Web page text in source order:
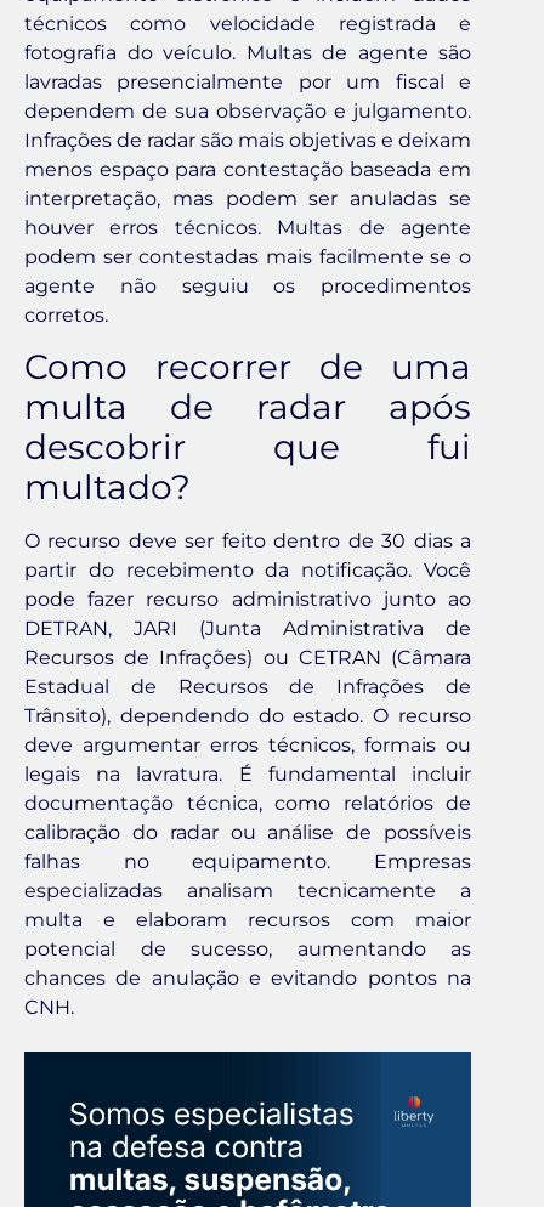
técnicos como velocidade registrada e
fotografia do veículo. Multas de agente são
lavradas presencialmente por um fiscal e
dependem de sua observação e julgamento.
Infrações de radar são mais objetivas e deixam
menos espaço para contestação baseada em
interpretação, mas podem ser anuladas se
houver erros técnicos. Multas de agente
podem ser contestadas mais facilmente se o
agente não seguiu os procedimentos
corretos.
Como recorrer de uma
multa de radar após
descobrir que fui
multado?
O recurso deve ser feito dentro de 30 dias a
partir do recebimento da notificação. Você
pode fazer recurso administrativo junto ao
DETRAN, JARI (Junta Administrativa de
Recursos de Infrações) ou CETRAN (Câmara
Estadual de Recursos de Infrações de
Trânsito), dependendo do estado. O recurso
deve argumentar erros técnicos, formais ou
legais na lavratura. É fundamental incluir
documentação técnica, como relatórios de
calibração do radar ou análise de possíveis
falhas no equipamento. Empresas
especializadas analisam tecnicamente a
multa e elaboram recursos com maior
potencial de sucesso, aumentando as
chances de anulação e evitando pontos na
CNH.